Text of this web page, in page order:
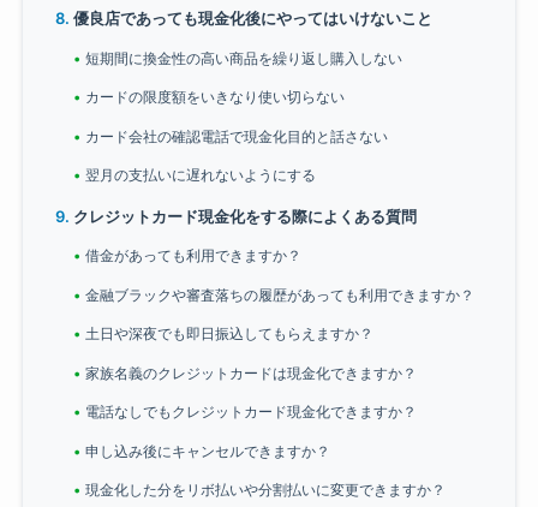
優良店であっても現金化後にやってはいけないこと
短期間に換金性の高い商品を繰り返し購入しない
カードの限度額をいきなり使い切らない
カード会社の確認電話で現金化目的と話さない
翌月の支払いに遅れないようにする
クレジットカード現金化をする際によくある質問
借金があっても利用できますか？
金融ブラックや審査落ちの履歴があっても利用できますか？
土日や深夜でも即日振込してもらえますか？
家族名義のクレジットカードは現金化できますか？
電話なしでもクレジットカード現金化できますか？
申し込み後にキャンセルできますか？
現金化した分をリボ払いや分割払いに変更できますか？